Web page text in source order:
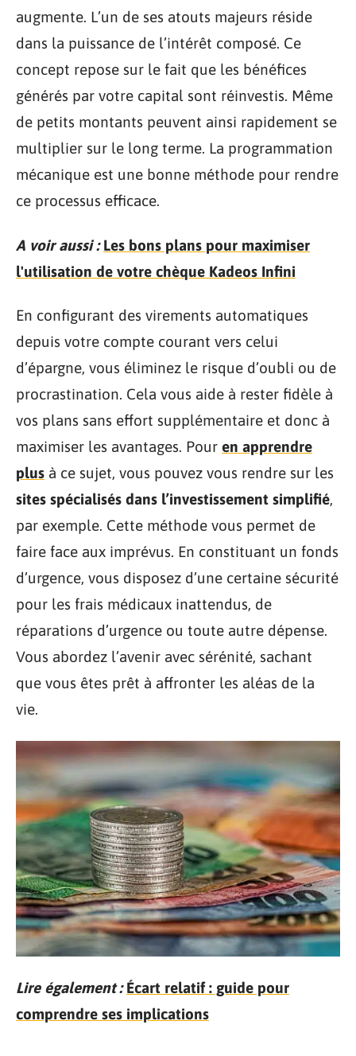
augmente. L’un de ses atouts majeurs réside
dans la puissance de l’intérêt composé. Ce
concept repose sur le fait que les bénéfices
générés par votre capital sont réinvestis. Même
de petits montants peuvent ainsi rapidement se
multiplier sur le long terme. La programmation
mécanique est une bonne méthode pour rendre
ce processus efficace.
A voir aussi : Les bons plans pour maximiser
l'utilisation de votre chèque Kadeos Infini
En configurant des virements automatiques
depuis votre compte courant vers celui
d’épargne, vous éliminez le risque d’oubli ou de
procrastination. Cela vous aide à rester fidèle à
vos plans sans effort supplémentaire et donc à
maximiser les avantages. Pour en apprendre
plus à ce sujet, vous pouvez vous rendre sur les
sites spécialisés dans l’investissement simplifié,
par exemple. Cette méthode vous permet de
faire face aux imprévus. En constituant un fonds
d’urgence, vous disposez d’une certaine sécurité
pour les frais médicaux inattendus, de
réparations d’urgence ou toute autre dépense.
Vous abordez l’avenir avec sérénité, sachant
que vous êtes prêt à affronter les aléas de la
vie.
Lire également : Écart relatif : guide pour
comprendre ses implications